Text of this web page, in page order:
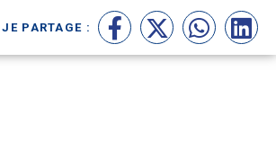
JE PARTAGE : Facebook
X WhatsApp